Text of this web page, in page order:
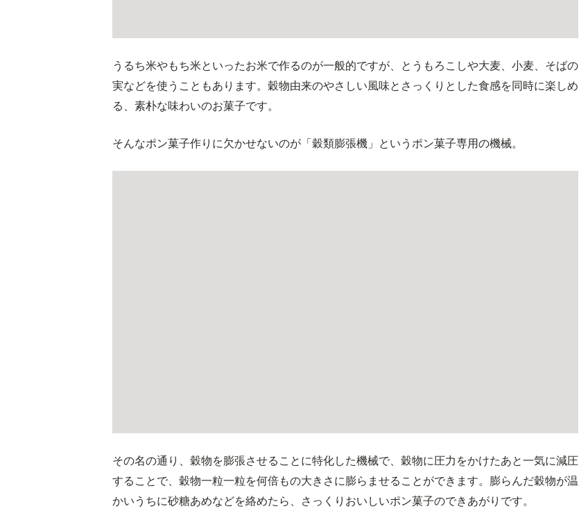
うるち米やもち米といったお米で作るのが一般的ですが、とうもろこしや大麦、小麦、そばの
実などを使うこともあります。穀物由来のやさしい風味とさっくりとした食感を同時に楽しめ
る、素朴な味わいのお菓子です。
そんなポン菓子作りに欠かせないのが「穀類膨張機」というポン菓子専用の機械。
その名の通り、穀物を膨張させることに特化した機械で、穀物に圧力をかけたあと一気に減圧
することで、穀物一粒一粒を何倍もの大きさに膨らませることができます。膨らんだ穀物が温
かいうちに砂糖あめなどを絡めたら、さっくりおいしいポン菓子のできあがりです。